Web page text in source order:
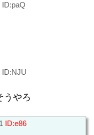
ID:paQ
ID:NJU
うやろ
ID:e86